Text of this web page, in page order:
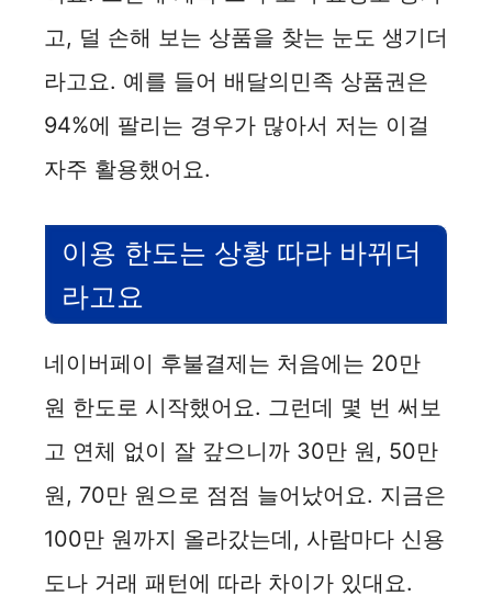
고, 덜 손해 보는 상품을 찾는 눈도 생기더
라고요. 예를 들어 배달의민족 상품권은
94%에 팔리는 경우가 많아서 저는 이걸
자주 활용했어요.
이용 한도는 상황 따라 바뀌더
라고요
네이버페이 후불결제는 처음에는 20만
원 한도로 시작했어요. 그런데 몇 번 써보
고 연체 없이 잘 갚으니까 30만 원, 50만
원, 70만 원으로 점점 늘어났어요. 지금은
100만 원까지 올라갔는데, 사람마다 신용
도나 거래 패턴에 따라 차이가 있대요.